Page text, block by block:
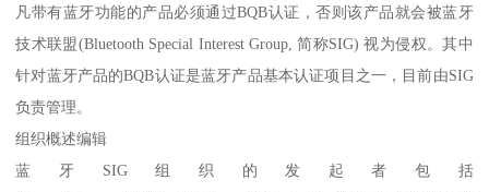
凡带有蓝牙功能的产品必须通过BQB认证，否则该产品就会被蓝牙
技术联盟(Bluetooth Special Interest Group, 简称SIG) 视为侵权。其中
针对蓝牙产品的BQB认证是蓝牙产品基本认证项目之一，目前由SIG
负责管理。
组织概述编辑
蓝牙SIG组织的发起者包括